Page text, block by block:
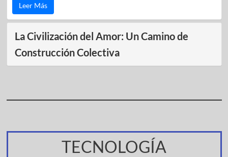
Leer Más
La Civilización del Amor: Un Camino de
Construcción Colectiva
TECNOLOGÍA